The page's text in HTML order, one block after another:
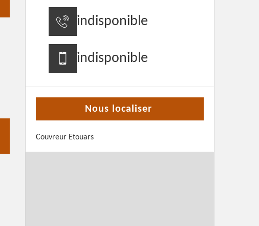
indisponible
indisponible
Nous localiser
Couvreur Etouars